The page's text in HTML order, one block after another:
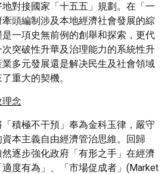
對接國家「十五五」規劃。在「一
頭編制涉及本地經濟社會發展的綜
一項史無前例的創舉和探索，更代
突破性升華及治理能力的系統性升
多元發展還是解决民生及社會領域
重大的契機。
念
積極不干預」奉為金科玉律，嚴守
資本主義自由經濟管治思維。回歸
逐步強化政府「有形之手」在經濟
度有為」、「市場促成者」(Market